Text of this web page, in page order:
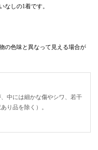
なしの1着です。
の色味と異なって見える場合が
中には細かな傷やシワ、若干
り品を除く）。